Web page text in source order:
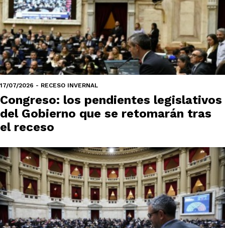
17/07/2026 - RECESO INVERNAL
Congreso: los pendientes legislativos
del Gobierno que se retomarán tras
el receso